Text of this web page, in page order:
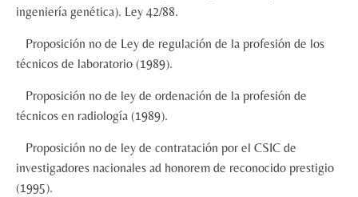
ingeniería genética). Ley 42/88.
Proposición no de Ley de regulación de la profesión de los
técnicos de laboratorio (1989).
Proposición no de ley de ordenación de la profesión de
técnicos en radiología (1989).
Proposición no de ley de contratación por el CSIC de
investigadores nacionales ad honorem de reconocido prestigio
(1995).